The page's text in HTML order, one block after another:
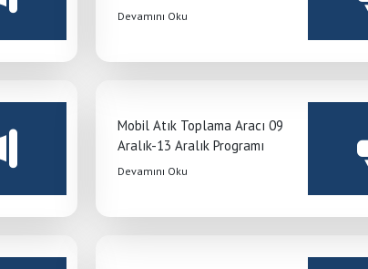
Devamını Oku
Mobil Atık Toplama Aracı 09
Aralık-13 Aralık Programı
Devamını Oku